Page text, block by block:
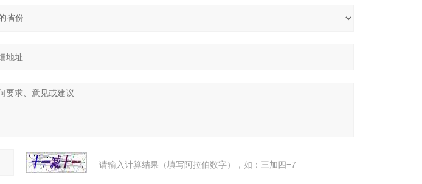
请输入计算结果（填写阿拉伯数字），如：三加四=7